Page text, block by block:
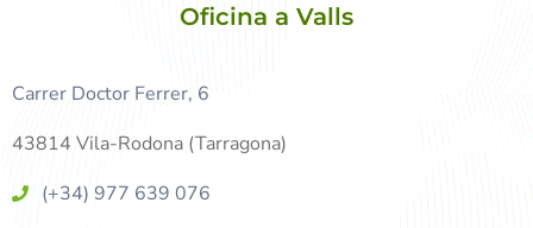
Oficina a Valls
Carrer Doctor Ferrer, 6
43814 Vila-Rodona (Tarragona)
(+34) 977 639 076